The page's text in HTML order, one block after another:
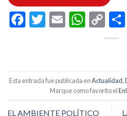
Facebook
Twitter
Email
Link
Esta entrada fue publicada enActualidad,
Marque como favorito el
EL AMBIENTE POLÍTICO